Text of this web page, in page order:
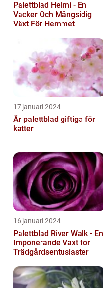
Palettblad Helmi - En
Vacker Och Mångsidig
Växt För Hemmet
17 januari 2024
Är palettblad giftiga för
katter
16 januari 2024
Palettblad River Walk - En
Imponerande Växt för
Trädgårdsentusiaster